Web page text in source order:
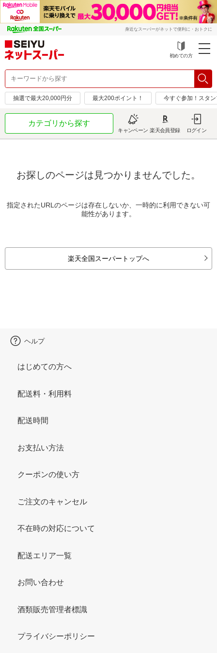
身近なスーパーがネットで便利に・おトクに
初めての方
抽選で最大20,000円分 最大200ポイント！ 今すぐ参加！スタ
カテゴリから探す
キャンペーン 楽天会員登録 ログイン
お探しのページは見つかりませんでした。
指定されたURLのページは存在しないか、一時的に利用できない可
能性があります。
楽天全国スーパートップへ
ヘルプ
はじめての方へ
配送料・利用料
配送時間
お支払い方法
クーポンの使い方
ご注文のキャンセル
不在時の対応について
配送エリア一覧
お問い合わせ
酒類販売管理者標識
プライバシーポリシー